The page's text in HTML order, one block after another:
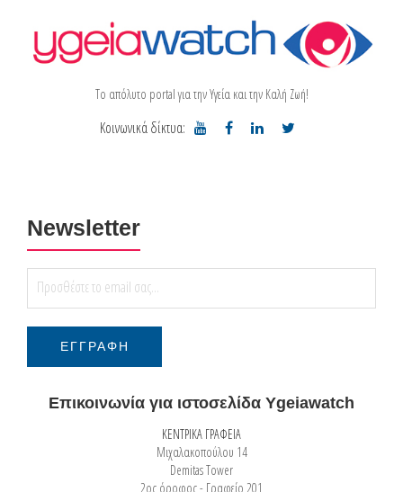
Το απόλυτο portal για την Υγεία και την Καλή Ζωή!
Κοινωνικά δίκτυα:
Newsletter
Επικοινωνία για ιστοσελίδα Ygeiawatch
ΚΕΝΤΡΙΚΑ ΓΡΑΦΕΙΑ
Μιχαλακοπούλου 14
Demitas Tower
2ος όροφος - Γραφείο 201